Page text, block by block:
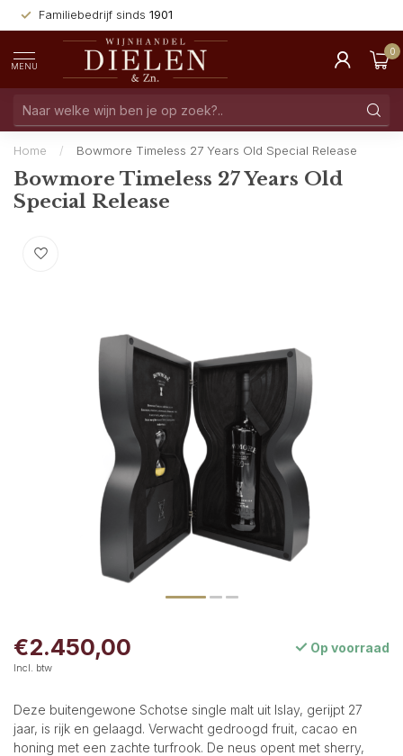
Familiebedrijf sinds 1901
MENU
0
Home / Bowmore Timeless 27 Years Old Special Release
Bowmore Timeless 27 Years Old
Special Release
€2.450,00
Incl. btw
Op voorraad
Deze buitengewone Schotse single malt uit Islay, gerijpt 27
jaar, is rijk en gelaagd. Verwacht gedroogd fruit, cacao en
honing met een zachte turfrook. De neus opent met sherry,